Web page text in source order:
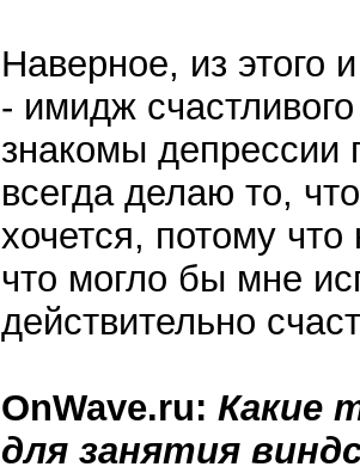
Наверное, из этого
- имидж
знакомы депрессии
всегда делаю то,
хочется, потому что
что могло бы мне
действительно
OnWave.ru: Какие
для занятия